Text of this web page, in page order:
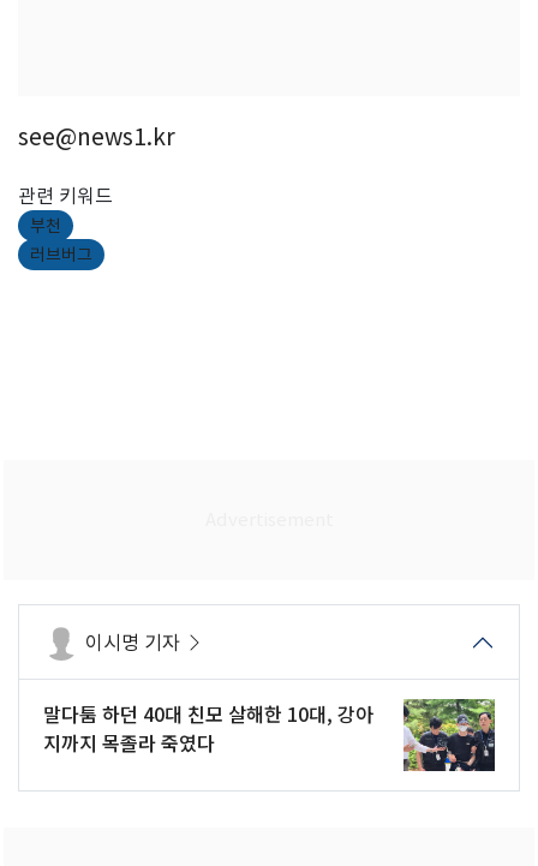
see@news1.kr
관련 키워드
부천
러브버그
이시명 기자
말다툼 하던 40대 친모 살해한 10대, 강아
지까지 목졸라 죽였다